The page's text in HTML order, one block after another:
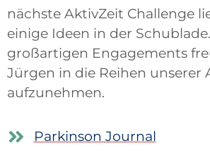
nächste AktivZeit Challenge
einige Ideen in der
großartigen Engagements
Jürgen in die Reihen unserer
aufzunehmen.
Parkinson Journal